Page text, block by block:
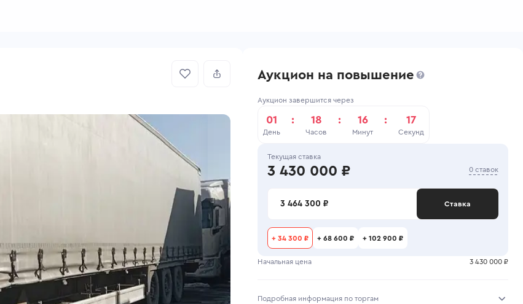
Аукцион на повышение
Аукцион завершится через
01
День
: 18
Часов
: 16
Минут
: 16
Секунд
Текущая ставка
3 430 000 ₽ 0 ставок
3 464 300 ₽ Ставка
+ 34 300 ₽ + 68 600 ₽ + 102 900 ₽
Начальная цена 3 430 000 ₽
Подробная информация по торгам